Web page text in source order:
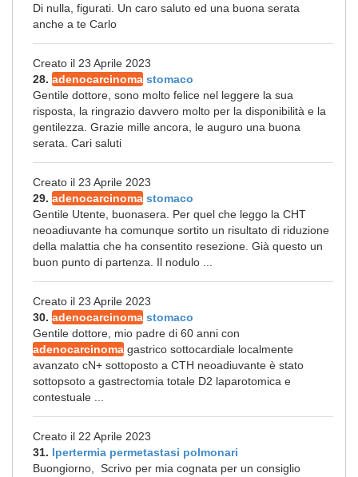
Di nulla, figurati. Un caro saluto ed una buona serata
anche a te Carlo
Creato il 23 Aprile 2023
28. adenocarcinoma stomaco
Gentile dottore, sono molto felice nel leggere la sua
risposta, la ringrazio davvero molto per la disponibilità e la
gentilezza. Grazie mille ancora, le auguro una buona
serata. Cari saluti
Creato il 23 Aprile 2023
29. adenocarcinoma stomaco
Gentile Utente, buonasera. Per quel che leggo la CHT
neoadiuvante ha comunque sortito un risultato di riduzione
della malattia che ha consentito resezione. Già questo un
buon punto di partenza. Il nodulo ...
Creato il 23 Aprile 2023
30. adenocarcinoma stomaco
Gentile dottore, mio padre di 60 anni con
adenocarcinoma gastrico sottocardiale localmente
avanzato cN+ sottoposto a CTH neoadiuvante è stato
sottopsoto a gastrectomia totale D2 laparotomica e
contestuale ...
Creato il 22 Aprile 2023
31. Ipertermia permetastasi polmonari
Buongiorno, Scrivo per mia cognata per un consiglio